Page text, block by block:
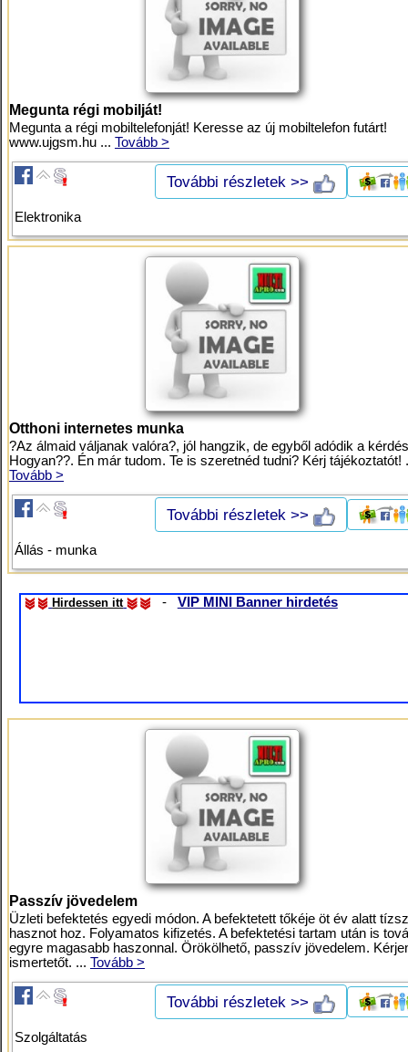
Megunta régi mobilját!
Megunta a régi mobiltelefonját! Keresse az új mobiltelefon futárt!
www.ujgsm.hu ... Tovább >
További részletek >>
Elektronika
Otthoni internetes munka
?Az álmaid váljanak valóra?, jól hangzik, de egyből adódik a
Hogyan??. Én már tudom. Te is szeretnéd tudni? Kérj tájékoztatót!
Tovább >
További részletek >>
Állás - munka
Hirdessen itt - VIP MINI Banner hirdetés
Passzív jövedelem
Üzleti befektetés egyedi módon. A befektetett tőkéje öt év alatt
hasznot hoz. Folyamatos kifizetés. A befektetési tartam után is
egyre magasabb haszonnal. Örökölhető, passzív jövedelem.
ismertetőt. ... Tovább >
További részletek >>
Szolgáltatás